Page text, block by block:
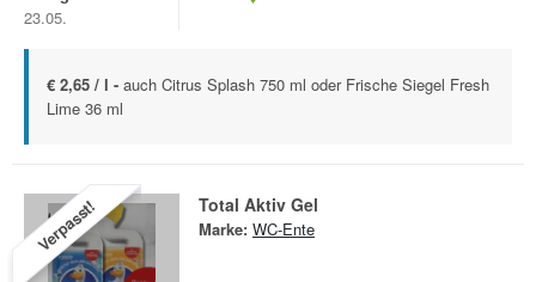
23.05.
€ 2,65 / l - auch Citrus Splash 750 ml oder Frische Siegel Fresh
Lime 36 ml
Verpasst! Total Aktiv Gel
Marke: WC-Ente